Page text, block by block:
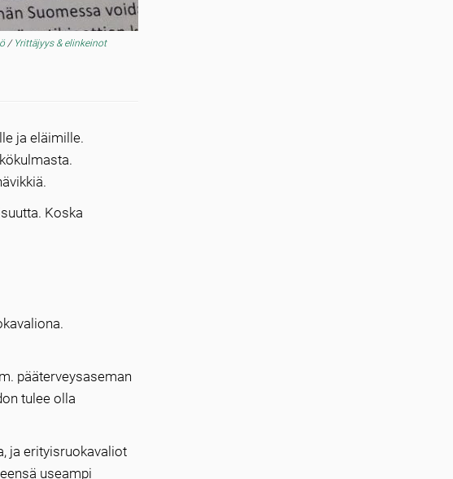
/ Yrittäjyys & elinkeinot
ja eläimille.
Koska
pääterveysaseman
tulee olla
ja erityisruokavaliot
useampi